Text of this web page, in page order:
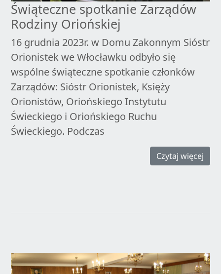
Świąteczne spotkanie Zarządów
Rodziny Oriońskiej
16 grudnia 2023r. w Domu Zakonnym Sióstr
Orionistek we Włocławku odbyło się
wspólne świąteczne spotkanie członków
Zarządów: Sióstr Orionistek, Księży
Orionistów, Oriońskiego Instytutu
Świeckiego i Oriońskiego Ruchu
Świeckiego. Podczas
Czytaj więcej